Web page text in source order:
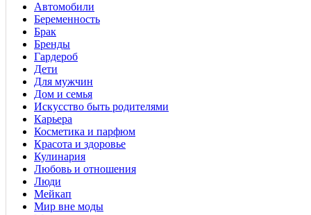
Автомобили
Беременность
Брак
Бренды
Гардероб
Дети
Для мужчин
Дом и семья
Искусство быть родителями
Карьера
Косметика и парфюм
Красота и здоровье
Кулинария
Любовь и отношения
Люди
Мейкап
Мир вне моды